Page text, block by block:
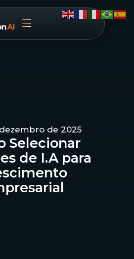
de 2025
Selecionar
de I.A para